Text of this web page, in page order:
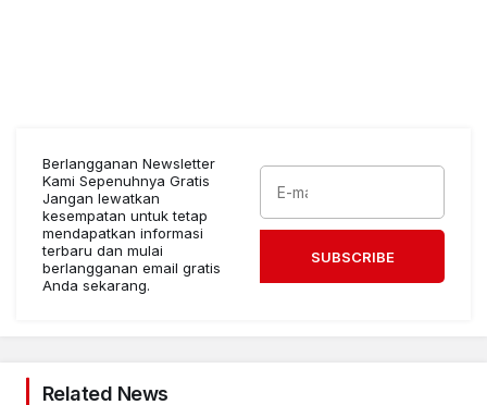
Berlangganan Newsletter
Kami Sepenuhnya Gratis
Jangan lewatkan
kesempatan untuk tetap
mendapatkan informasi
terbaru dan mulai
berlangganan email gratis
Anda sekarang.
SUBSCRIBE
Related News